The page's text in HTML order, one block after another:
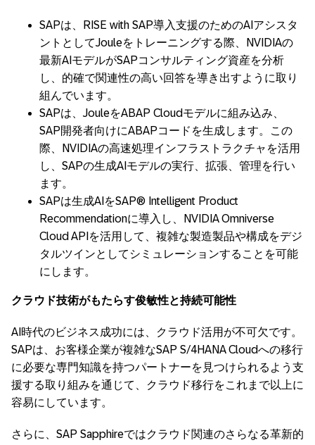
SAPは、RISE with SAP導入支援のためのAIアシスタ
ントとしてJouleをトレーニングする際、NVIDIAの
最新AIモデルがSAPコンサルティング資産を分析
し、的確で関連性の高い回答を導き出すように取り
組んでいます。
SAPは、JouleをABAP Cloudモデルに組み込み、
SAP開発者向けにABAPコードを生成します。この
際、NVIDIAの高速処理インフラストラクチャを活用
し、SAPの生成AIモデルの実行、拡張、管理を行い
ます。
SAPは生成AIをSAP® Intelligent Product
Recommendationに導入し、NVIDIA Omniverse
Cloud APIを活用して、複雑な製造製品や構成をデジ
タルツインとしてシミュレーションすることを可能
にします。
クラウド技術がもたらす俊敏性と持続可能性
AI時代のビジネス成功には、クラウド活用が不可欠です。
SAPは、お客様企業が複雑なSAP S/4HANA Cloudへの移行
に必要な専門知識を持つパートナーを見つけられるよう支
援する取り組みを通じて、クラウド移行をこれまで以上に
容易にしています。
さらに、SAP Sapphireではクラウド関連のさらなる革新的